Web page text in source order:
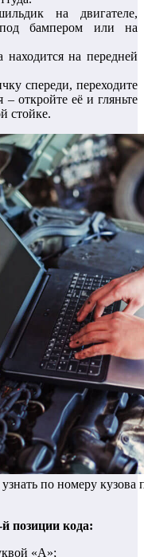
на двигателе,
бампером или на
находится на передней
спереди, переходите
– откройте её и гляньте
стойке.
по номеру
позиции кода:
«А»;